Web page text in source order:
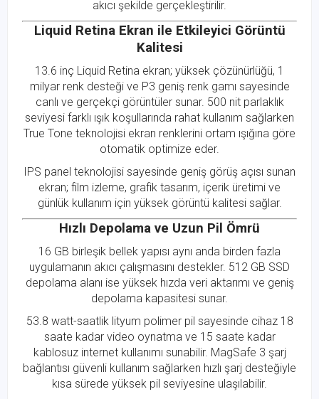
akıcı şekilde gerçekleştirilir.
Liquid Retina Ekran ile Etkileyici Görüntü
Kalitesi
13.6 inç Liquid Retina ekran; yüksek çözünürlüğü, 1
milyar renk desteği ve P3 geniş renk gamı sayesinde
canlı ve gerçekçi görüntüler sunar. 500 nit parlaklık
seviyesi farklı ışık koşullarında rahat kullanım sağlarken
True Tone teknolojisi ekran renklerini ortam ışığına göre
otomatik optimize eder.
IPS panel teknolojisi sayesinde geniş görüş açısı sunan
ekran; film izleme, grafik tasarım, içerik üretimi ve
günlük kullanım için yüksek görüntü kalitesi sağlar.
Hızlı Depolama ve Uzun Pil Ömrü
16 GB birleşik bellek yapısı aynı anda birden fazla
uygulamanın akıcı çalışmasını destekler. 512 GB SSD
depolama alanı ise yüksek hızda veri aktarımı ve geniş
depolama kapasitesi sunar.
53.8 watt-saatlik lityum polimer pil sayesinde cihaz 18
saate kadar video oynatma ve 15 saate kadar
kablosuz internet kullanımı sunabilir. MagSafe 3 şarj
bağlantısı güvenli kullanım sağlarken hızlı şarj desteğiyle
kısa sürede yüksek pil seviyesine ulaşılabilir.